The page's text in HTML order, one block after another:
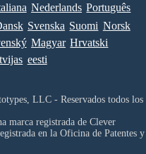
Nederlands Português
Svenska Suomi Norsk
Magyar Hrvatski
eesti
LLC - Reservados todos los
marca registrada de Clever
en la Oficina de Patentes y